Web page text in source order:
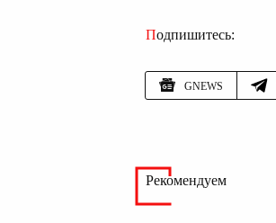
Подпишитесь:
GNEWS
Рекомендуем